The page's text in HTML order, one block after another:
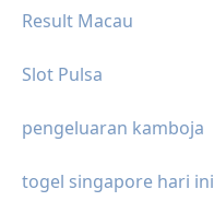
Result Macau
Slot Pulsa
pengeluaran kamboja
togel singapore hari ini